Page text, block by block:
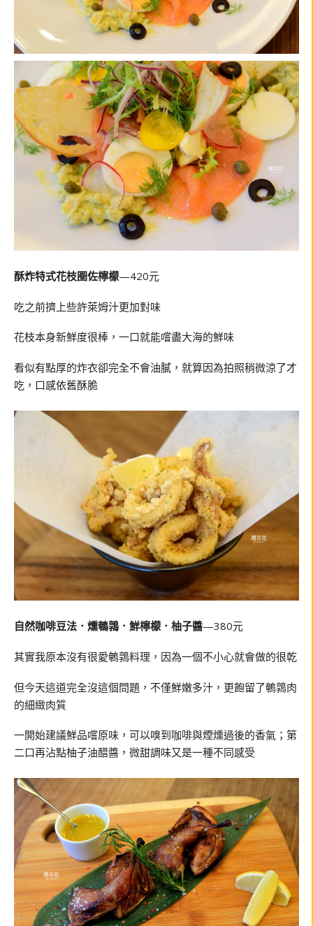
酥炸特式花枝圈佐檸檬—420元
吃之前擠上些許萊姆汁更加對味
花枝本身新鮮度很棒，一口就能嚐盡大海的鮮味
看似有點厚的炸衣卻完全不會油膩，就算因為拍照稍微涼了才
吃，口感依舊酥脆
自然咖啡豆法．燻鵪鶉．鮮檸檬．柚子醬—380元
其實我原本沒有很愛鵪鶉料理，因為一個不小心就會做的很乾
但今天這道完全沒這個問題，不僅鮮嫩多汁，更飽留了鵪鶉肉
的細緻肉質
一開始建議鮮品嚐原味，可以嗅到咖啡與煙燻過後的香氣；第
二口再沾點柚子油醋醬，微甜調味又是一種不同感受